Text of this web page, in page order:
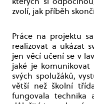
zvolí, jak příběh
Práce na projektu
realizovat a ukázat
jen věcí učení se v
jaké je komunikovat
svých spolužáků,
větší než školní
fungovala technika